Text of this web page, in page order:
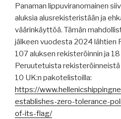
Panaman lippuviranomainen
aluksia alusrekisteristään ja
väärinkäyttöä. Tämän
jälkeen vuodesta 2024 lähtien
107 aluksen rekisteröinnin ja
Peruutetuista rekisteröinneistä
10 UK:n pakotelistoilla:
https://
establishes-zero-tolerance-
of-its-flag/